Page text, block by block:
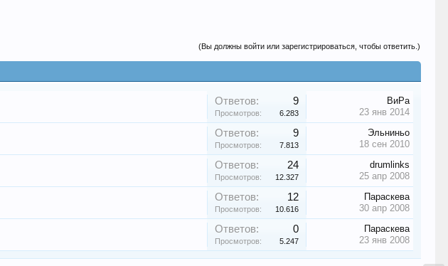
(Вы должны войти или зарегистрироваться, чтобы ответить.)
Ответов: 9
Просмотров: 6.283
ВиРа
23 янв 2014
Ответов: 9
Просмотров: 7.813
Эльниньо
18 сен 2010
Ответов: 24
Просмотров: 12.327
drumlinks
25 апр 2008
Ответов: 12
Просмотров: 10.616
Параскева
30 апр 2008
Ответов: 0
Просмотров: 5.247
Параскева
23 янв 2008